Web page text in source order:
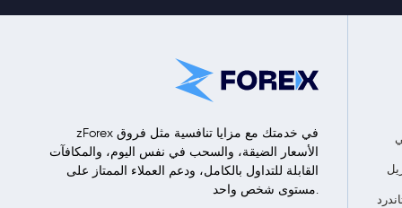
zForex في خدمتك مع مزايا تنافسية مثل فروق
الأسعار الضيقة، والسحب في نفس اليوم، والمكافآت
القابلة للتداول بالكامل، ودعم العملاء الممتاز على
مستوى شخص واحد.